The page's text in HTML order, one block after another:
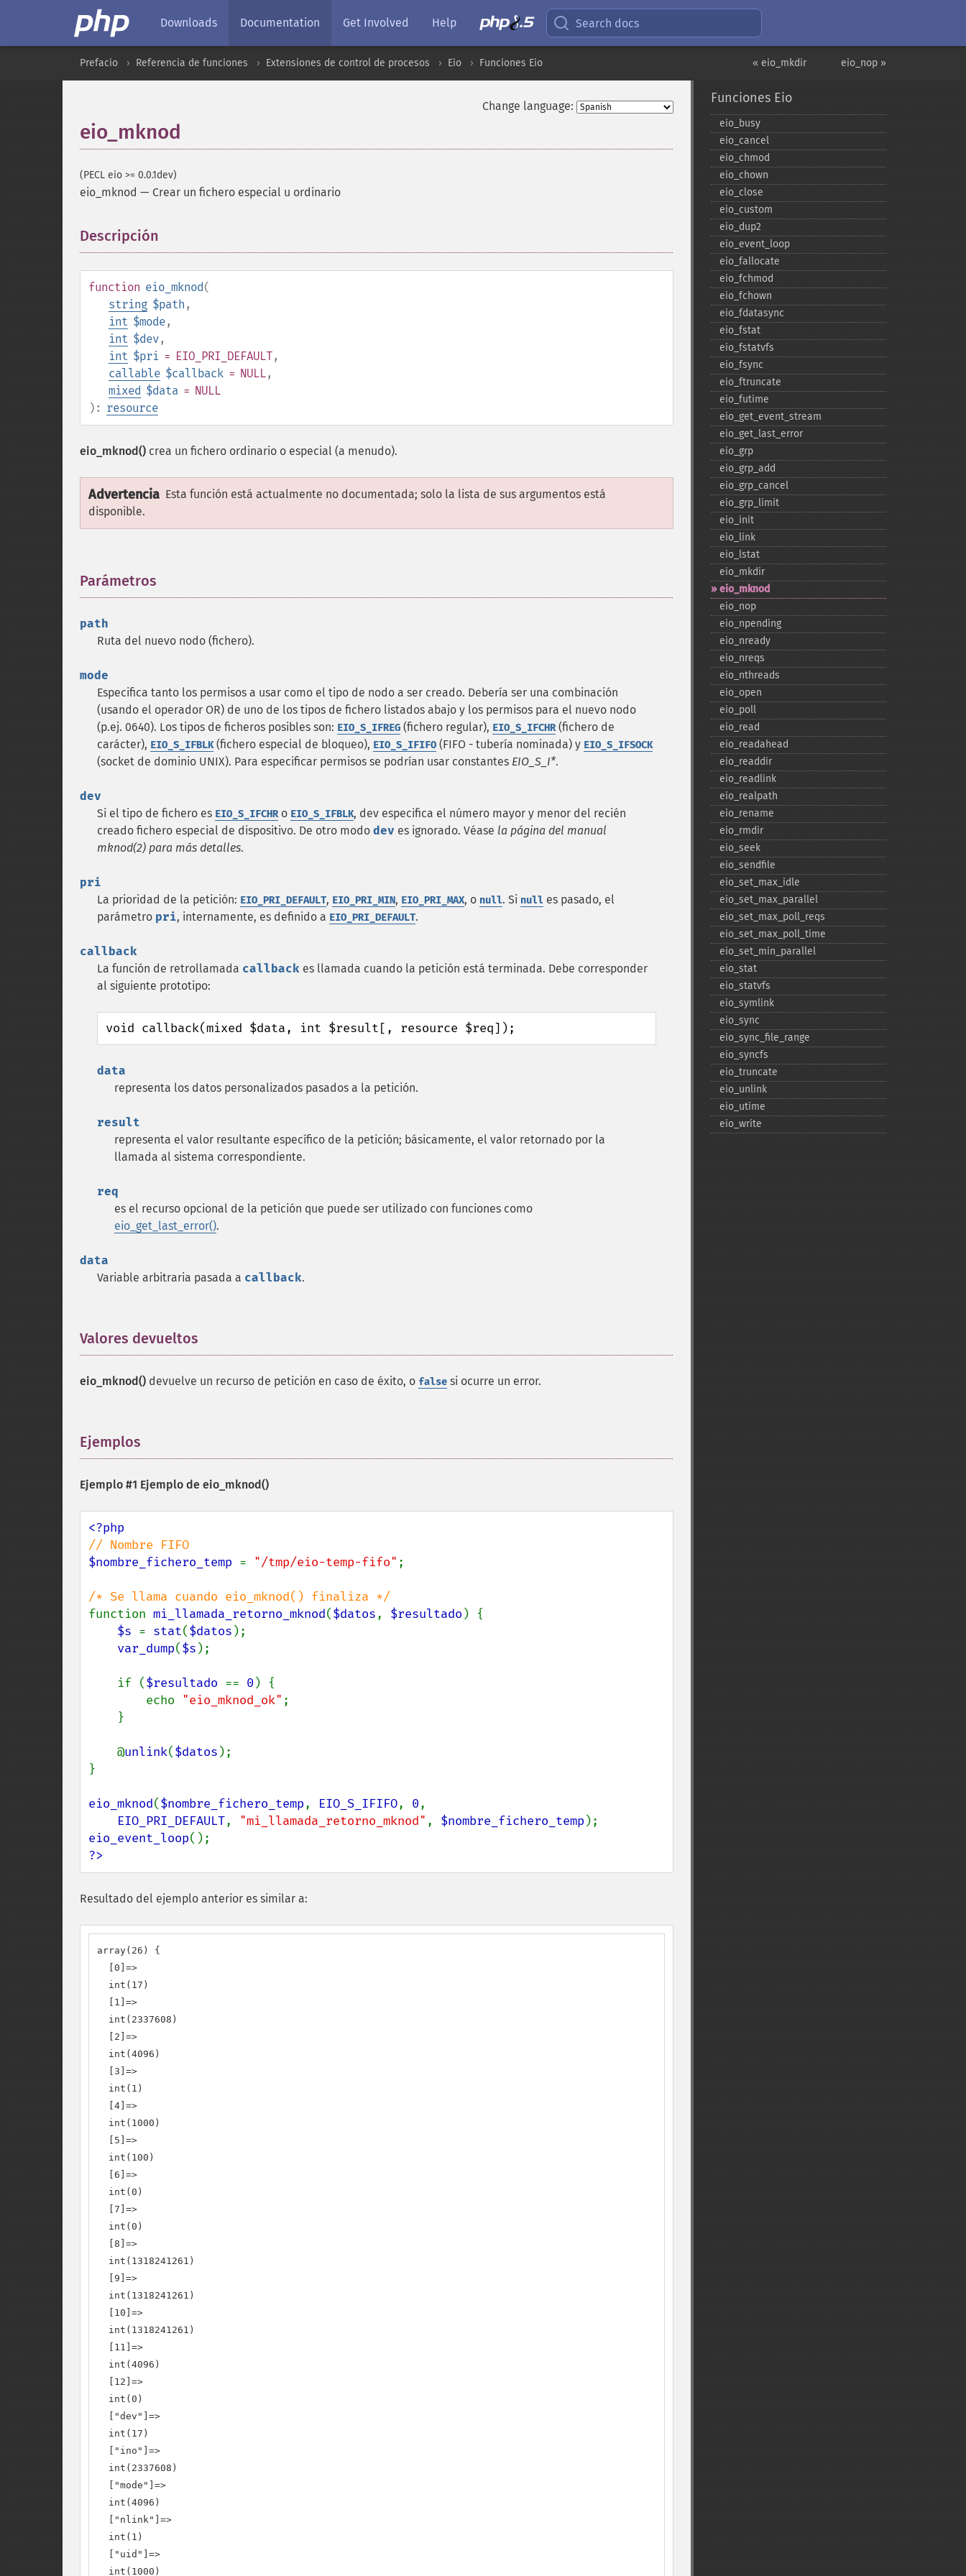
Downloads Documentation Get Involved Help Search docs
eio_nop »
« eio_mkdir
Prefacio Referencia de funciones Extensiones de control de procesos Eio Funciones Eio
Change language:
eio_mknod
(PECL eio >= 0.0.1dev)
eio_mknod — Crear un fichero especial u ordinario
Descripción
function eio_mknod(
string $path ,
int $mode,
int $dev,
int $pri = EIO_PRI_DEFAULT,
callable $callback = NULL,
mixed $data = NULL
): resource
eio_mknod() crea un fichero ordinario o especial (a menudo).
Advertencia Esta función está actualmente no documentada; solo la lista de sus argumentos está
disponible.
Parámetros
path
Ruta del nuevo nodo (fichero).
mode
Especifica tanto los permisos a usar como el tipo de nodo a ser creado. Debería ser una combinación
(usando el operador OR) de uno de los tipos de fichero listados abajo y los permisos para el nuevo nodo
(p.ej. 0640). Los tipos de ficheros posibles son: EIO_S_IFREG (fichero regular), EIO_S_IFCHR(fichero de
carácter), EIO_S_IFBLK(fichero especial de bloqueo), EIO_S_IFIFO (FIFO - tubería nominada) y EIO_S_IFSOCK
(socket de dominio UNIX). Para especificar permisos se podrían usar constantes EIO_S_I*.
dev
Si el tipo de fichero es EIO_S_IFCHRo EIO_S_IFBLK, dev especifica el número mayor y menor del recién
creado fichero especial de dispositivo. De otro modo dev es ignorado. Véase la página del manual
mknod(2) para más detalles.
pri
La prioridad de la petición: EIO_PRI_DEFAULT, EIO_PRI_MIN, EIO_PRI_MAX, o null. Si null es pasado, el
parámetro pri, internamente, es definido a EIO_PRI_DEFAULT.
callback
La función de retrollamada callback es llamada cuando la petición está terminada. Debe corresponder
al siguiente prototipo:
void callback(mixed $data, int $result[, resource $req]);
data
representa los datos personalizados pasados a la petición.
result
representa el valor resultante específico de la petición; básicamente, el valor retornado por la
llamada al sistema correspondiente.
req
es el recurso opcional de la petición que puede ser utilizado con funciones como
eio_get_last_error().
data
Variable arbitraria pasada a callback.
Valores devueltos
eio_mknod() devuelve un recurso de petición en caso de éxito, o false si ocurre un error.
Ejemplos
Ejemplo #1 Ejemplo de eio_mknod()
$nombre_fichero_temp = "/tmp/eio-temp-fifo" ;
function mi_llamada_retorno_mknod($datos, $resultado ) {
$s = stat($datos );
var_dump($s );
    if (
$resultado == 0 ) {
        echo
"eio_mknod_ok" ;
    @
unlink($datos );
}
eio_mknod($nombre_fichero_temp, EIO_S_IFIFO, 0,
EIO_PRI_DEFAULT, "mi_llamada_retorno_mknod" , $nombre_fichero_temp
eio_event_loop
?>
Resultado del ejemplo anterior es similar a:
array(26) {
  [0]=>
  int(17)
  [1]=>
  int(2337608)
  [2]=>
  int(4096)
  [3]=>
  int(1)
  [4]=>
  int(1000)
  [5]=>
  int(100)
  [6]=>
  int(0)
  [7]=>
  int(0)
  [8]=>
  int(1318241261)
  [9]=>
  int(1318241261)
  [10]=>
  int(1318241261)
  [11]=>
  int(4096)
  [12]=>
  int(0)
  ["dev"]=>
  int(17)
  ["ino"]=>
  int(2337608)
  ["mode"]=>
  int(4096)
  ["nlink"]=>
  int(1)
  ["uid"]=>
  int(1000)
Funciones Eio
eio_​busy
eio_​cancel
eio_​chmod
eio_​chown
eio_​close
eio_​custom
eio_​dup2
eio_​event_​loop
eio_​fallocate
eio_​fchmod
eio_​fchown
eio_​fdatasync
eio_​fstat
eio_​fstatvfs
eio_​fsync
eio_​ftruncate
eio_​futime
eio_​get_​event_​stream
eio_​get_​last_​error
eio_​grp
eio_​grp_​add
eio_​grp_​cancel
eio_​grp_​limit
eio_​init
eio_​link
eio_​lstat
eio_​mkdir
eio_​mknod
eio_​nop
eio_​npending
eio_​nready
eio_​nreqs
eio_​nthreads
eio_​open
eio_​poll
eio_​read
eio_​readahead
eio_​readdir
eio_​readlink
eio_​realpath
eio_​rename
eio_​rmdir
eio_​seek
eio_​sendfile
eio_​set_​max_​idle
eio_​set_​max_​parallel
eio_​set_​max_​poll_​reqs
eio_​set_​max_​poll_​time
eio_​set_​min_​parallel
eio_​stat
eio_​statvfs
eio_​symlink
eio_​sync
eio_​sync_​file_​range
eio_​syncfs
eio_​truncate
eio_​unlink
eio_​utime
eio_​write